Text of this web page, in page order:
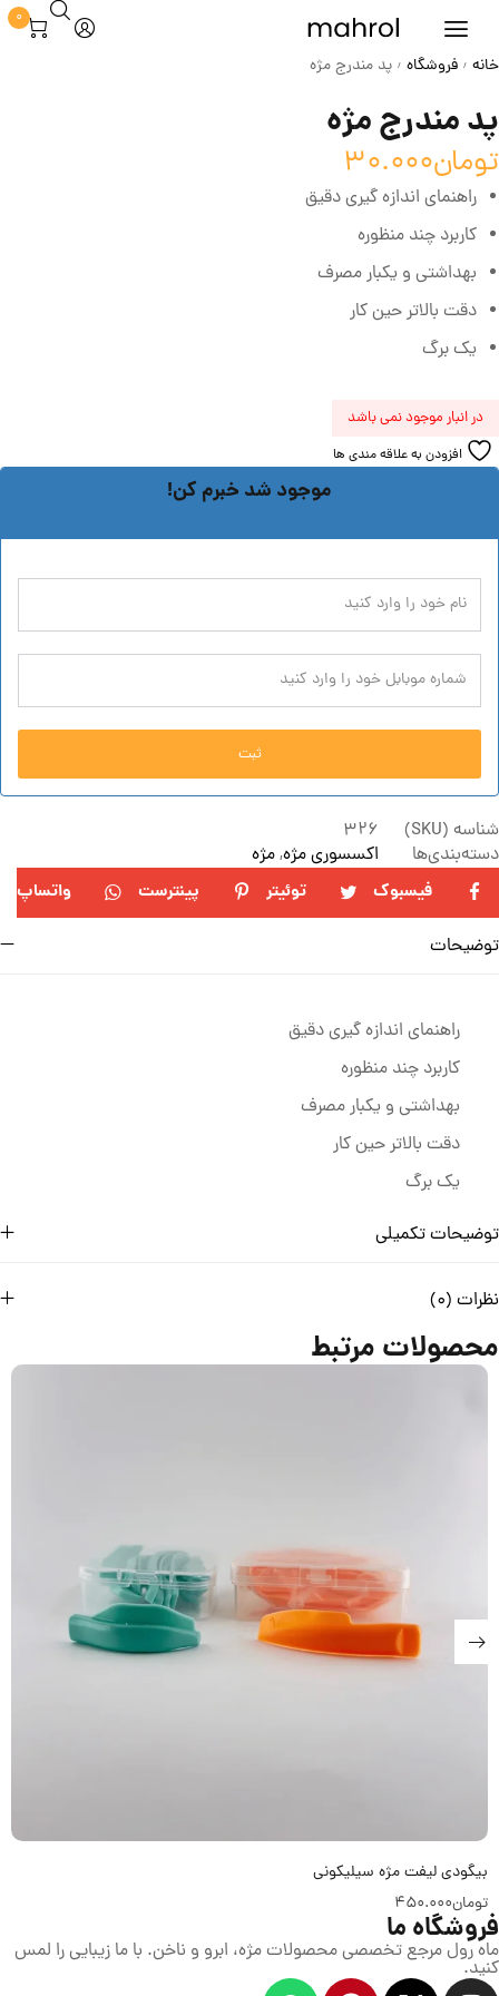
0
خانه / فروشگاه / پد مندرج مژه
پد مندرج مژه
تومان30.000
راهنمای اندازه گیری دقیق
کاربرد چند منظوره
بهداشتی و یکبار مصرف
دقت بالاتر حین کار
یک برگ
در انبار موجود نمی باشد
افزودن به علاقه مندی ها
موجود شد خبرم کن!
ثبت
شناسه (SKU)
326
دسته‌بندی‌ها
اکسسوری مژه,مژه
فیسبوک
توئیتر پینترست واتساپ
توضیحات
راهنمای اندازه گیری دقیق
کاربرد چند منظوره
بهداشتی و یکبار مصرف
دقت بالاتر حین کار
یک برگ
توضیحات تکمیلی
نظرات (0)
محصولات مرتبط
بیگودی لیفت مژه سیلیکونی
تومان450.000
فروشگاه ما
ماه رول مرجع تخصصی محصولات مژه، ابرو و ناخن. با ما زیبایی را لمس
کنید.